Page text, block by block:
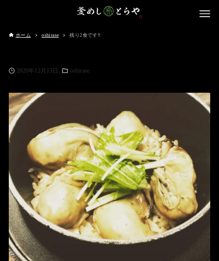
ホーム oshirase 残り2食です‼️
2020年12月13日 oshirase